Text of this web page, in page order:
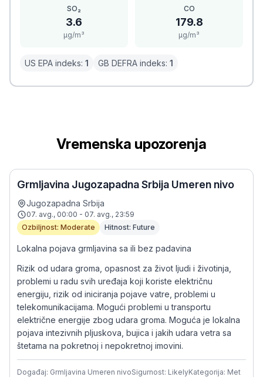
SO₂
3.6
μg/m³
CO
179.8
μg/m³
US EPA indeks: 1 GB DEFRA indeks: 1
Vremenska upozorenja
Grmljavina Jugozapadna Srbija Umeren nivo
Jugozapadna Srbija
07. avg., 00:00 - 07. avg., 23:59
Ozbiljnost: Moderate
Hitnost: Future
Lokalna pojava grmljavina sa ili bez padavina
Rizik od udara groma, opasnost za život ljudi i životinja,
problemi u radu svih uređaja koji koriste električnu
energiju, rizik od iniciranja pojave vatre, problemi u
telekomunikacijama. Mogući problemi u transportu
električne energije zbog udara groma. Moguća je lokalna
pojava intezivnih pljuskova, bujica i jakih udara vetra sa
štetama na pokretnoj i nepokretnoj imovini.
Događaj: Grmljavina Umeren nivoSigurnost: LikelyKategorija: Met